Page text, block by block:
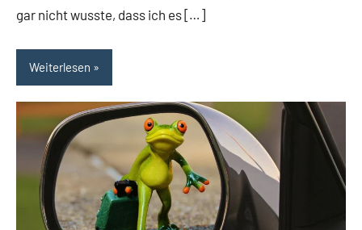
gar nicht wusste, dass ich es […]
Weiterlesen